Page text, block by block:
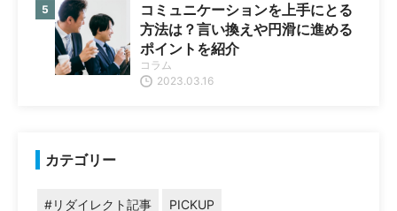
コミュニケーションを上手にとる
方法は？言い換えや円滑に進める
ポイントを紹介
2023.03.16
コラム
カテゴリー
#リダイレクト記事 PICKUP